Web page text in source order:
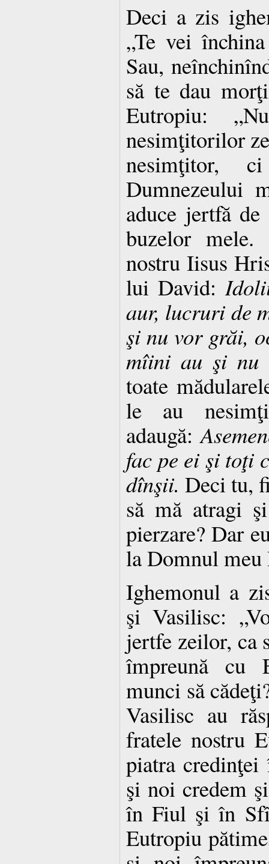
Deci a zis
„Te vei
Sau,
să te dau
Eutropiu:
nesimţitorilor
nesimţitor,
Dumnezeului
aduce jertfă
buzelor
nostru Iisus
lui David:
aur, lucruri de
şi nu vor grăi,
mîini au şi nu
toate
le au
adaugă:
fac pe ei şi toţi
dînşii. Deci tu,
să mă atragi
pierzare? Dar
la Domnul meu
Ighemonul a
şi Vasilisc:
jertfe zeilor, ca
împreună cu
munci să
Vasilisc au
fratele nostru
piatra
şi noi credem
în Fiul şi în
Eutropiu